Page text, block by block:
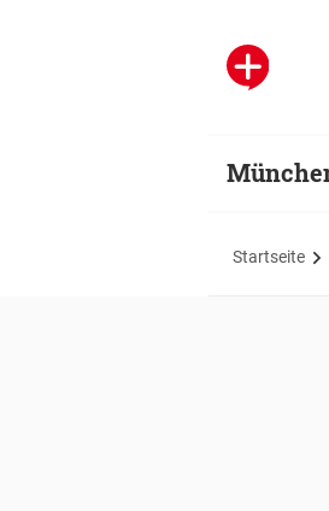
Startseite